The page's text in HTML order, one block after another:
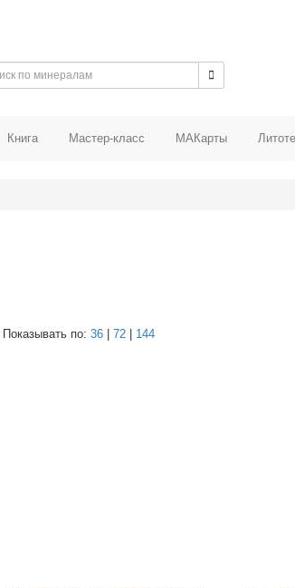
Книга Мастер-класс МАКарты
Показывать по: 36 72
144